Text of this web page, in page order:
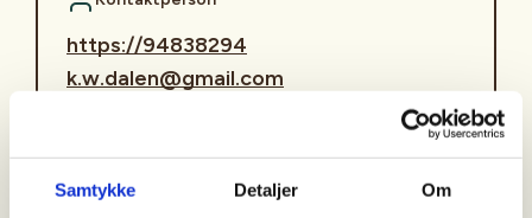
Samtykke Detaljer Om
https://94838294
k.w.dalen@gmail.com
Invitasjon til Jaktskytterskole
for ungdom 13–15 år.